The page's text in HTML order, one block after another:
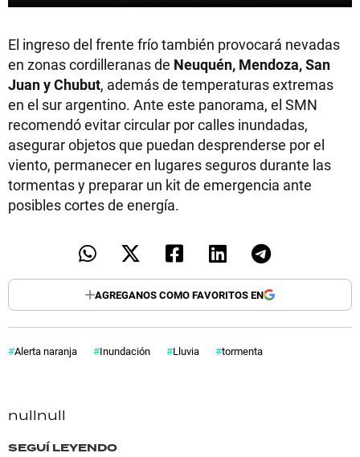
El ingreso del frente frío también provocará nevadas
en zonas cordilleranas de Neuquén, Mendoza, San
Juan y Chubut, además de temperaturas extremas
en el sur argentino. Ante este panorama, el SMN
recomendó evitar circular por calles inundadas,
asegurar objetos que puedan desprenderse por el
viento, permanecer en lugares seguros durante las
tormentas y preparar un kit de emergencia ante
posibles cortes de energía.
AGREGANOS COMO FAVORITOS EN
Alerta naranja Inundación Lluvia tormenta
nullnull
SEGUÍ LEYENDO